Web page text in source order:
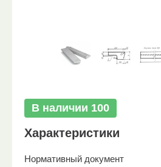
В наличии 100
Характеристики
Нормативный документ